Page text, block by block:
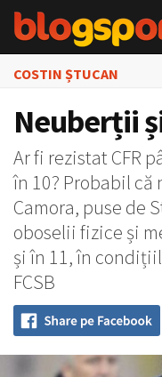
COSTIN ȘTUCAN
Neuberții
Ar fi rezistat CFR
în 10? Probabil că
Camora, puse de
oboselii fizice și
și în 11, în
FCSB